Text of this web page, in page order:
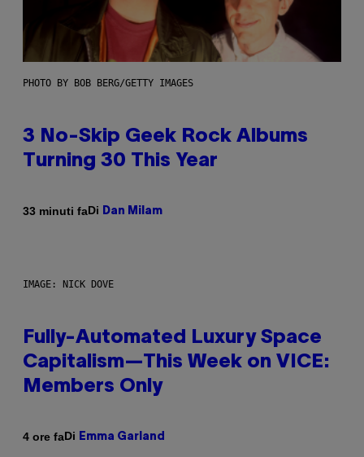
PHOTO BY BOB BERG/GETTY IMAGES
3 No-Skip Geek Rock Albums
Turning 30 This Year
33 minuti faDi Dan Milam
IMAGE: NICK DOVE
Fully-Automated Luxury Space
Capitalism—This Week on VICE:
Members Only
4 ore faDi Emma Garland